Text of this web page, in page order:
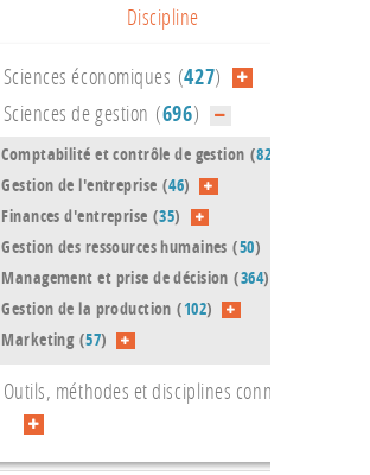
Discipline
Sciences économiques (427)
Sciences de gestion (696)
Comptabilité et contrôle de gestion (82
Gestion de l'entreprise (46)
Finances d'entreprise (35)
Gestion des ressources humaines (50)
Management et prise de décision (364)
Gestion de la production (102)
Marketing (57)
Outils, méthodes et disciplines connexes (